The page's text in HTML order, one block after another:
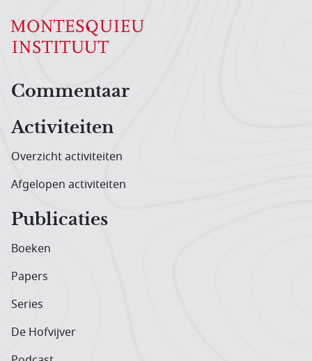
Hoofdnavigatiemenu
Commentaar
Activiteiten
Overzicht activiteiten
Afgelopen activiteiten
Publicaties
Boeken
Papers
Series
De Hofvijver